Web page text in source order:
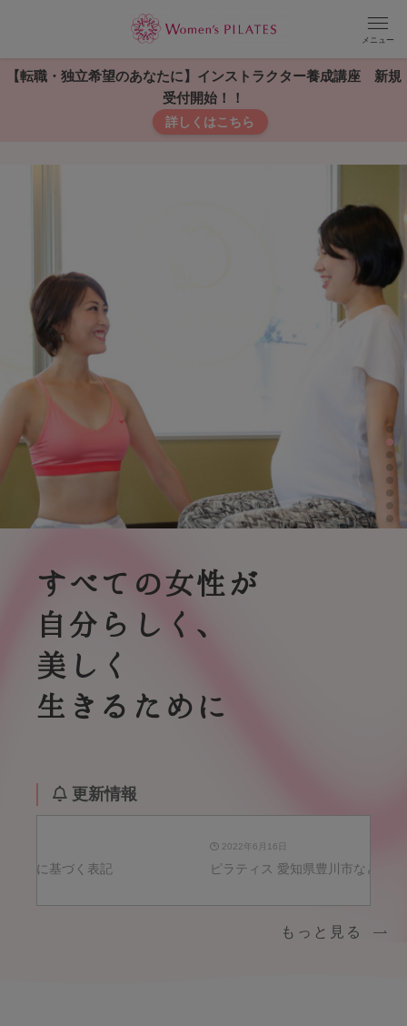
メニュー
【転職・独立希望のあなたに】インストラクター養成講座 新規
受付開始！！
詳しくはこちら
すべての女性が
自分らしく、
美しく
生きるために
更新情報
ピラティス 愛知県豊川市など 出張可
載されました！
もっと見る